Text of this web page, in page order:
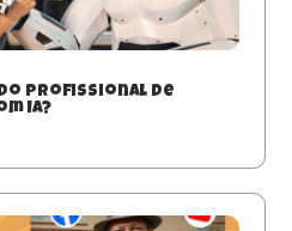
do profissional de
IA?